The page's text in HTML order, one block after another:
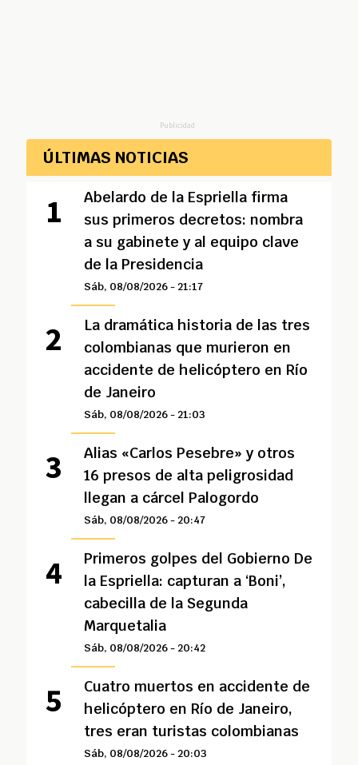
Publicidad
ÚLTIMAS NOTICIAS
Abelardo de la Espriella firma
sus primeros decretos: nombra
a su gabinete y al equipo clave
de la Presidencia
Sáb, 08/08/2026 - 21:17
La dramática historia de las tres
colombianas que murieron en
accidente de helicóptero en Río
de Janeiro
Sáb, 08/08/2026 - 21:03
Alias «Carlos Pesebre» y otros
16 presos de alta peligrosidad
llegan a cárcel Palogordo
Sáb, 08/08/2026 - 20:47
Primeros golpes del Gobierno De
la Espriella: capturan a ‘Boni’,
cabecilla de la Segunda
Marquetalia
Sáb, 08/08/2026 - 20:42
Cuatro muertos en accidente de
helicóptero en Río de Janeiro,
tres eran turistas colombianas
Sáb, 08/08/2026 - 20:03